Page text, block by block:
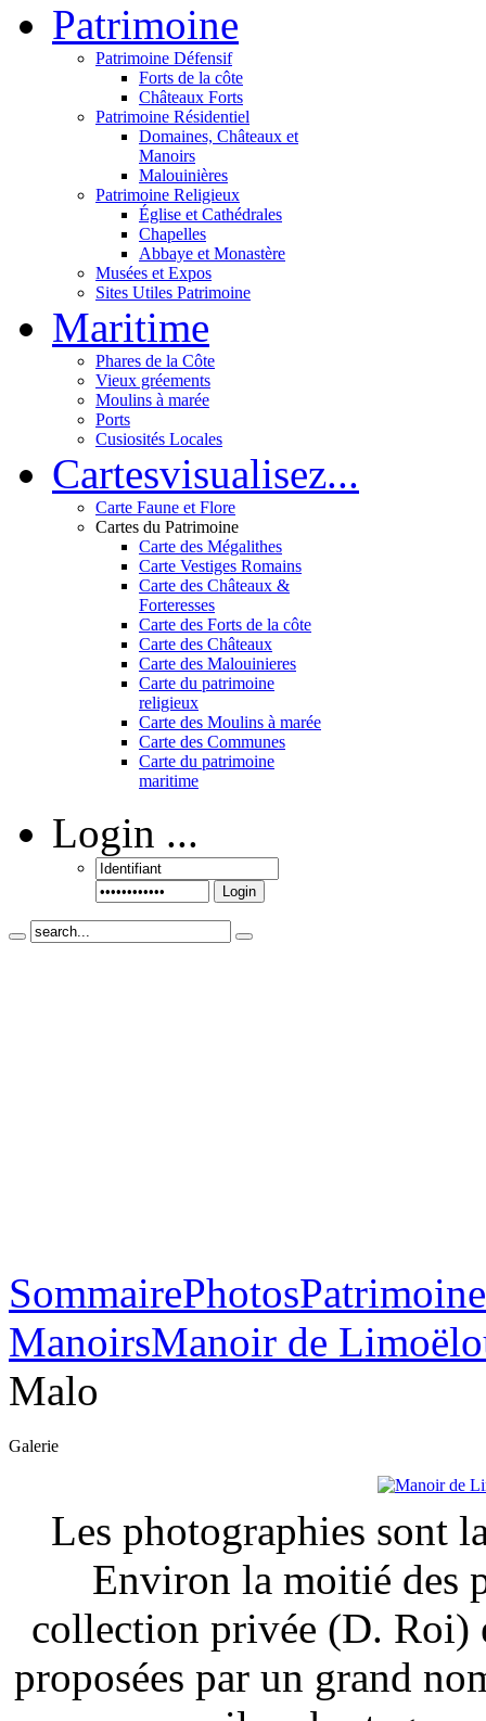
Patrimoine
Patrimoine Défensif
Forts de la côte
Châteaux Forts
Patrimoine Résidentiel
Domaines, Châteaux et
Manoirs
Malouinières
Patrimoine Religieux
Église et Cathédrales
Chapelles
Abbaye et Monastère
Musées et Expos
Sites Utiles Patrimoine
Maritime
Phares de la Côte
Vieux gréements
Moulins à marée
Ports
Cusiosités Locales
Cartesvisualisez...
Carte Faune et Flore
Cartes du Patrimoine
Carte des Mégalithes
Carte Vestiges Romains
Carte des Châteaux &
Forteresses
Carte des Forts de la côte
Carte des Châteaux
Carte des Malouinieres
Carte du patrimoine
religieux
Carte des Moulins à marée
Carte des Communes
Carte du patrimoine
maritime
Login ...
Login
SommairePhotos
ManoirsManoir de
Malo
Galerie
Les photographies sont
Environ la moitié des
collection privée (D. Roi)
proposées par un grand